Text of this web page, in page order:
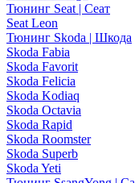
Тюнинг Seat | Сеат
Seat Leon
Тюнинг Skoda | Шкода
Skoda Fabia
Skoda Favorit
Skoda Felicia
Skoda Kodiaq
Skoda Octavia
Skoda Rapid
Skoda Roomster
Skoda Superb
Skoda Yeti